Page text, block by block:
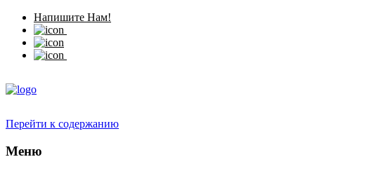
Напишите Нам!
Перейти к содержанию
Меню